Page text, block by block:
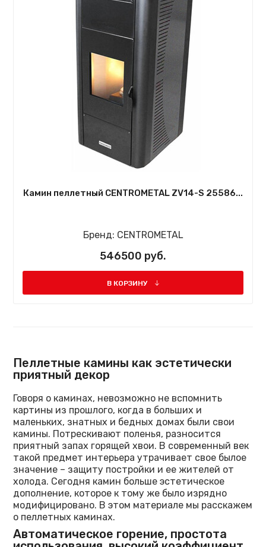
Камин пеллетный CENTROMETAL ZV14-S 25586...
Бренд: CENTROMETAL
546500 руб.
В КОРЗИНУ
Пеллетные камины как эстетически
приятный декор
Говоря о каминах, невозможно не вспомнить
картины из прошлого, когда в больших и
маленьких, знатных и бедных домах были свои
камины. Потрескивают поленья, разносится
приятный запах горящей хвои. В современный век
такой предмет интерьера утрачивает свое былое
значение – защиту постройки и ее жителей от
холода. Сегодня камин больше эстетическое
дополнение, которое к тому же было изрядно
модифицировано. В этом материале мы расскажем
о пеллетных каминах.
Автоматическое горение, простота